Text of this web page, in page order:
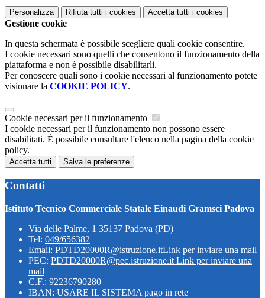
Personalizza Rifiuta tutti i cookies Accetta tutti i cookies
Gestione cookie
In questa schermata è possibile scegliere quali cookie consentire.
I cookie necessari sono quelli che consentono il funzionamento della
piattaforma e non è possibile disabilitarli.
Per conoscere quali sono i cookie necessari al funzionamento potete
visionare la COOKIE POLICY.
Cookie necessari per il funzionamento
I cookie necessari per il funzionamento non possono essere
disabilitati. È possibile consultare l'elenco nella pagina della cookie
policy.
Accetta tutti Salva le preferenze
Contatti
Istituto Tecnico Commerciale Statale Einaudi Gramsci Padova
Via delle Palme, 1 35137 Padova (PD)
Tel: 049/656382
Email: PDTD20000R@istruzione.itLink per inviare una mail
PEC: PDTD20000R@pec.istruzione.it Link per inviare una
mail
C.F.: 92236790280
IBAN: USARE IL SISTEMA pago in rete